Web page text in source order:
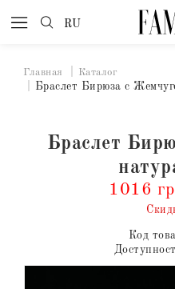
RU
Главная Каталог
Браслет Бирюза с
Браслет
1016
Код